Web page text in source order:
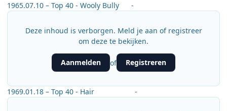
1965.07.10 – Top 40 - Wooly Bully -
Deze inhoud is verborgen. Meld je aan of registreer
om deze te bekijken.
Aanmelden of Registreren
1969.01.18 – Top 40 - Hair -